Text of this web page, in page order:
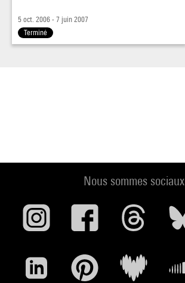
5 oct. 2006 - 7 juin 2007
Terminé
Nous sommes sociaux